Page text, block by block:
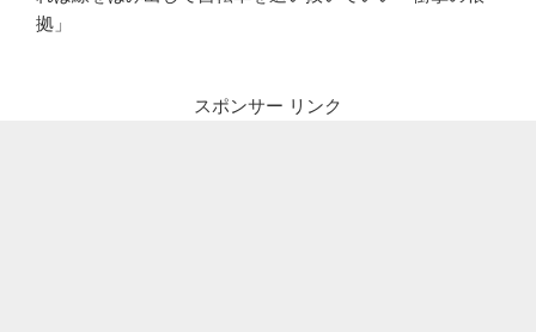
拠」
スポンサー リンク